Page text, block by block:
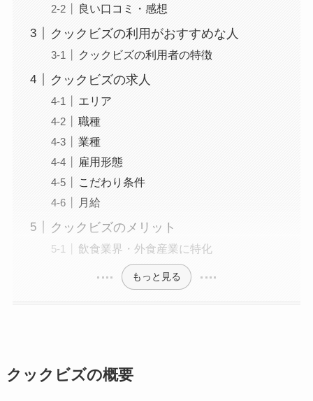
良い口コミ・感想
クックビズの利用がおすすめな人
クックビズの利用者の特徴
クックビズの求人
エリア
職種
業種
雇用形態
こだわり条件
月給
クックビズのメリット
飲食業界・外食産業に特化
もっと見る
クックビズの概要